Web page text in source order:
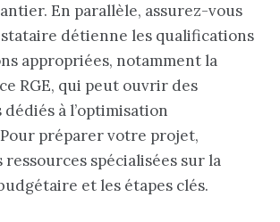
En parallèle, assurez-vous
détienne les qualifications
appropriées, notamment la
RGE, qui peut ouvrir des
à l’optimisation
préparer votre projet,
ressources spécialisées sur la
et les étapes clés.